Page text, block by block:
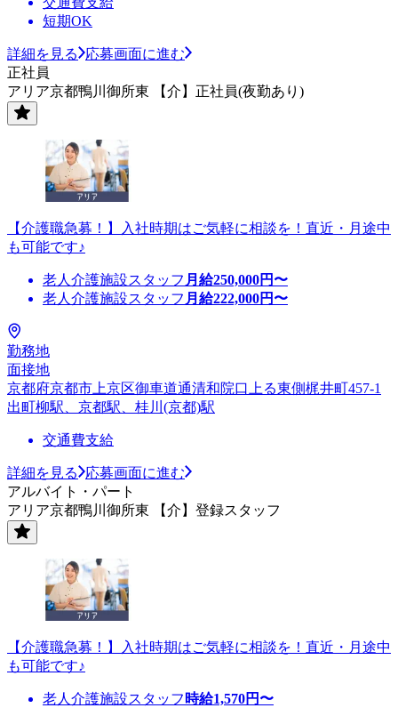
短期OK
詳細を見る
応募画面に進む
正社員
アリア京都鴨川御所東 【介】正社員(夜勤あり)
【介護職急募！】入社時期はご気軽に相談を！直近・月途中
も可能です♪
老人介護施設スタッフ 月給250,000円〜
老人介護施設スタッフ 月給222,000円〜
勤務地
面接地
京都府京都市上京区御車道通清和院口上る東側梶井町457-1
出町柳駅、京都駅、桂川(京都)駅
交通費支給
詳細を見る
応募画面に進む
アルバイト・パート
アリア京都鴨川御所東 【介】登録スタッフ
【介護職急募！】入社時期はご気軽に相談を！直近・月途中
も可能です♪
老人介護施設スタッフ 時給1,570円〜